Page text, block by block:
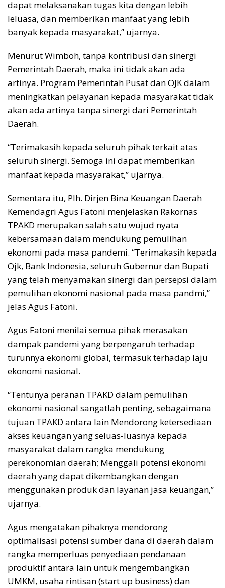
dapat melaksanakan tugas kita dengan lebih
leluasa, dan memberikan manfaat yang lebih
banyak kepada masyarakat,” ujarnya.
Menurut Wimboh, tanpa kontribusi dan sinergi
Pemerintah Daerah, maka ini tidak akan ada
artinya. Program Pemerintah Pusat dan OJK dalam
meningkatkan pelayanan kepada masyarakat tidak
akan ada artinya tanpa sinergi dari Pemerintah
Daerah.
“Terimakasih kepada seluruh pihak terkait atas
seluruh sinergi. Semoga ini dapat memberikan
manfaat kepada masyarakat,” ujarnya.
Sementara itu, Plh. Dirjen Bina Keuangan Daerah
Kemendagri Agus Fatoni menjelaskan Rakornas
TPAKD merupakan salah satu wujud nyata
kebersamaan dalam mendukung pemulihan
ekonomi pada masa pandemi. “Terimakasih kepada
Ojk, Bank Indonesia, seluruh Gubernur dan Bupati
yang telah menyamakan sinergi dan persepsi dalam
pemulihan ekonomi nasional pada masa pandmi,”
jelas Agus Fatoni.
Agus Fatoni menilai semua pihak merasakan
dampak pandemi yang berpengaruh terhadap
turunnya ekonomi global, termasuk terhadap laju
ekonomi nasional.
“Tentunya peranan TPAKD dalam pemulihan
ekonomi nasional sangatlah penting, sebagaimana
tujuan TPAKD antara lain Mendorong ketersediaan
akses keuangan yang seluas-luasnya kepada
masyarakat dalam rangka mendukung
perekonomian daerah; Menggali potensi ekonomi
daerah yang dapat dikembangkan dengan
menggunakan produk dan layanan jasa keuangan,”
ujarnya.
Agus mengatakan pihaknya mendorong
optimalisasi potensi sumber dana di daerah dalam
rangka memperluas penyediaan pendanaan
produktif antara lain untuk mengembangkan
UMKM, usaha rintisan (start up business) dan